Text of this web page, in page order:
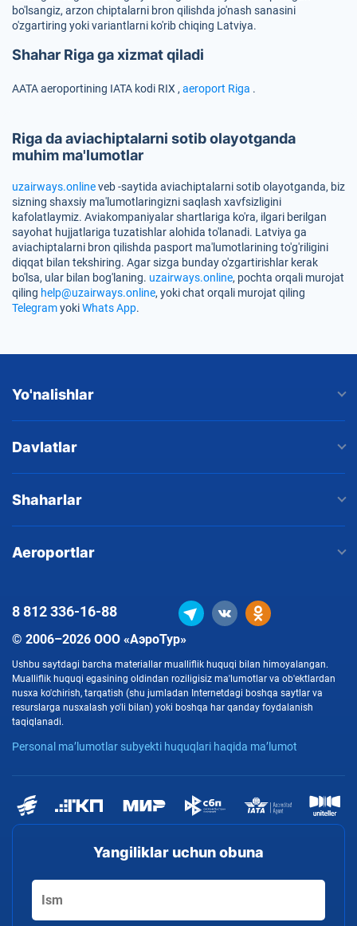
bo'lsangiz, arzon chiptalarni bron qilishda jo'nash sanasini
o'zgartiring yoki variantlarni ko'rib chiqing Latviya.
Shahar Riga ga xizmat qiladi
AATA aeroportining IATA kodi RIX , aeroport Riga .
Riga da aviachiptalarni sotib olayotganda
muhim ma'lumotlar
uzairways.onlineveb -saytida aviachiptalarni sotib olayotganda, biz
sizning shaxsiy ma'lumotlaringizni saqlash xavfsizligini
kafolatlaymiz. Aviakompaniyalar shartlariga ko'ra, ilgari berilgan
sayohat hujjatlariga tuzatishlar alohida to'lanadi. Latviya ga
aviachiptalarni bron qilishda pasport ma'lumotlarining to'g'riligini
diqqat bilan tekshiring. Agar sizga bunday o'zgartirishlar kerak
bo'lsa, ular bilan bog'laning. uzairways.online, pochta orqali murojat
qiling help@uzairways.online, yoki chat orqali murojat qiling
TelegramyokiWhats App.
Yo'nalishlar
Davlatlar
Shaharlar
Aeroportlar
Yangiliklar uchun obuna
© 2006–2026 ООО «АэроТур»
Ushbu saytdagi barcha materiallar mualliflik huquqi bilan himoyalangan.
Mualliflik huquqi egasining oldindan roziligisiz ma'lumotlar va ob'ektlardan
nusxa ko'chirish, tarqatish (shu jumladan Internetdagi boshqa saytlar va
resurslarga nusxalash yo'li bilan) yoki boshqa har qanday foydalanish
taqiqlanadi.
Personal ma’lumotlar subyekti huquqlari haqida ma’lumot
8 812336-16-88